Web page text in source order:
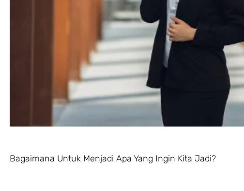
Bagaimana Untuk Menjadi Apa Yang Ingin Kita Jadi?